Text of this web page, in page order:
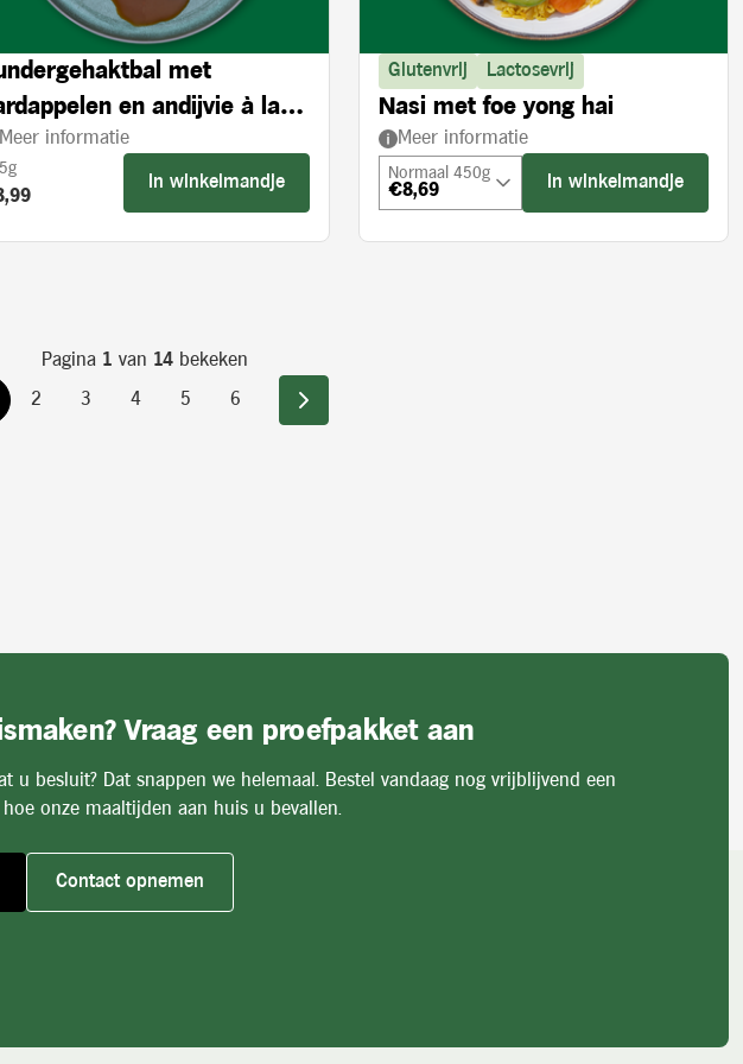
met
en andijvie à la
informatie
prijs:
In winkelmandje
Glutenvrij Lactosevrij
Nasi met foe yong hai
Meer informatie
Normaal 450g
€8,69 In winkelmandje
Pagina 1 van 14 bekeken
2 3 4 5 6
Vraag een proefpakket aan
u besluit? Dat snappen we helemaal. Bestel vandaag nog vrijblijvend een
onze maaltijden aan huis u bevallen.
Contact opnemen